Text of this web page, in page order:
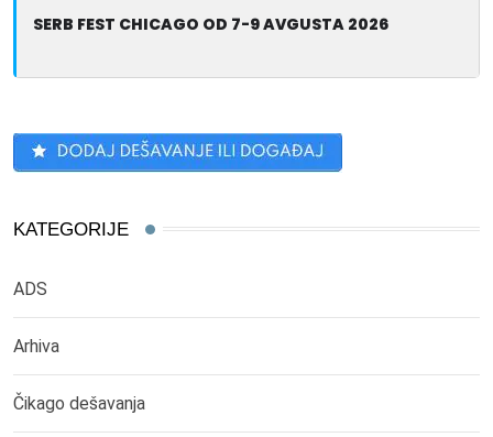
SERB FEST CHICAGO OD 7-9 AVGUSTA 2026
KATEGORIJE
ADS
Arhiva
Čikago dešavanja